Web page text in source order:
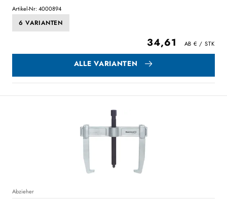
Artikel-Nr: 4000894
6 VARIANTEN
34,61
ALLE VARIANTEN
Abzieher